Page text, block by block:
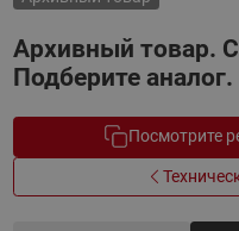
Архивный товар.
Подберите аналог.
Посмотрите